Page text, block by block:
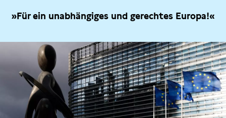
»Für ein unabhängiges und gerechtes Europa!«